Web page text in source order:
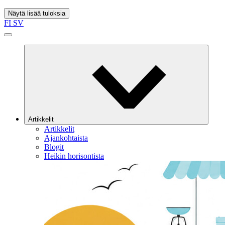
Näytä lisää tuloksia
FI SV
Artikkelit
Artikkelit
Ajankohtaista
Blogit
Heikin horisontista